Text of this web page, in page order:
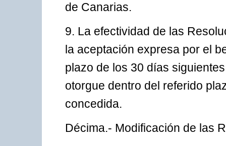
de Canarias.
9. La efectividad de las
la aceptación expresa por el
plazo de los 30 días
otorgue dentro del referido
concedida.
Décima.- Modificación de las